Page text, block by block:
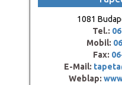
1081
Tel.:
Mobil:
Fax:
E-Mail:
Weblap: